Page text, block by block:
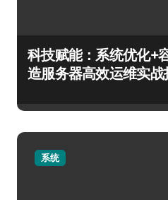
科技赋能：系统优化+
造服务器高效运维实战
系统